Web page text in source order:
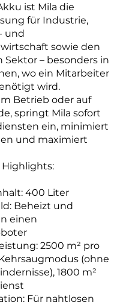
ist Mila die
für Industrie,
und
sowie den
Sektor – besonders in
wo ein Mitarbeiter
wird.
Betrieb oder auf
springt Mila sofort
ein, minimiert
und maximiert
Highlights:
400 Liter
Beheizt und
einen
2500 m² pro
(ohne
1800 m²
Für nahtlosen